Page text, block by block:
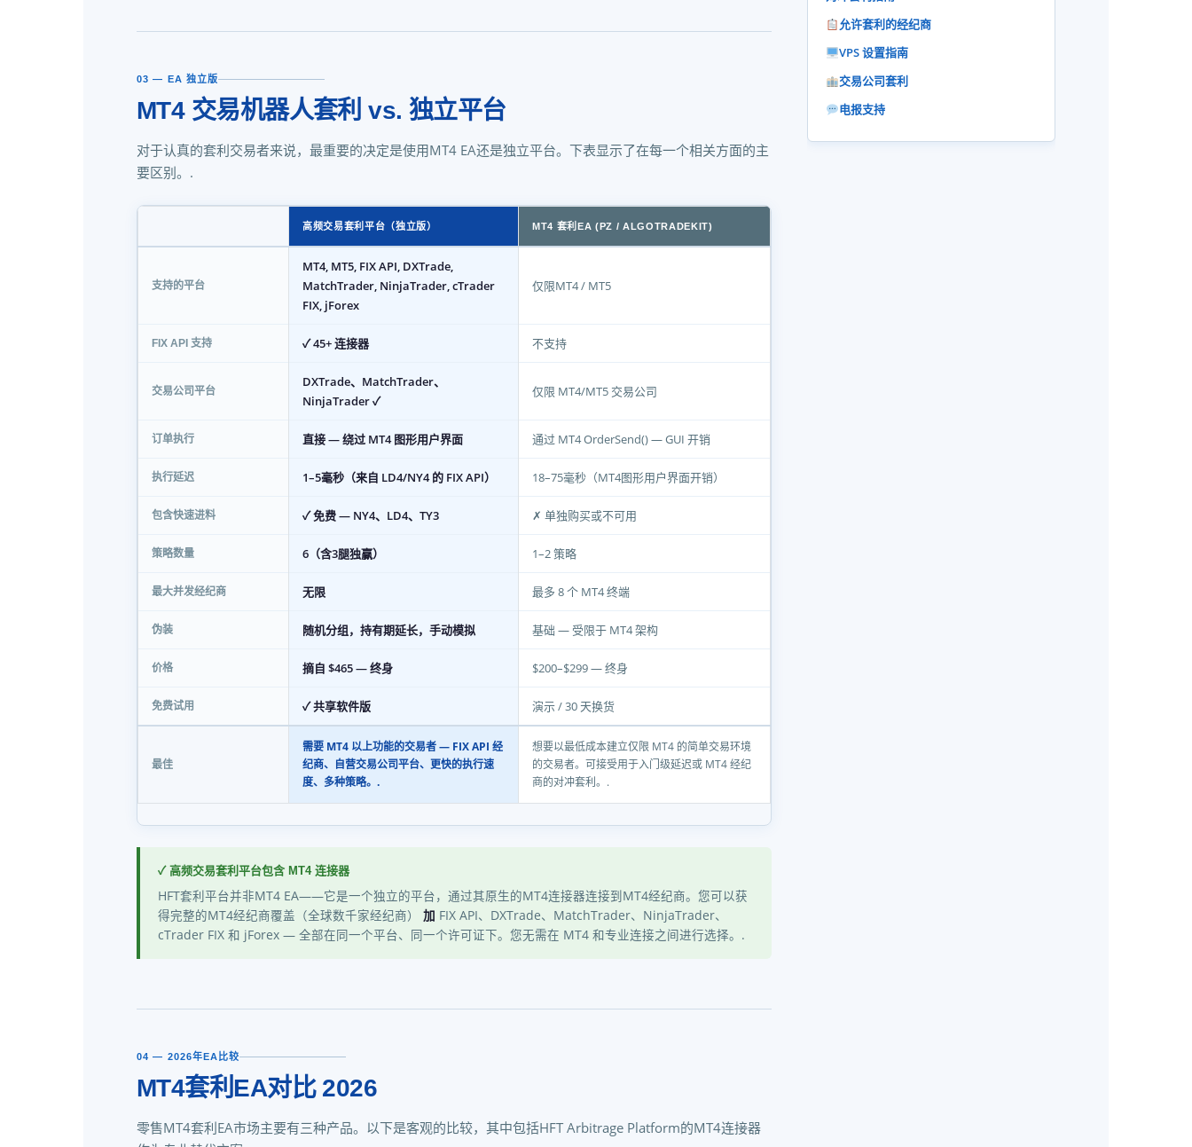
03 — EA 独立版
MT4 交易机器人套利 vs. 独立平台
对于认真的套利交易者来说，最重要的决定是使用MT4 EA还是独立平台。下表显示了在每一个相关方面的主
要区别。.
高频交易套利平台（独立版） MT4 套利EA (PZ / ALGOTRADEKIT)
支持的平台
MT4, MT5, FIX API, DXTrade,
MatchTrader, NinjaTrader, cTrader
FIX, jForex
仅限MT4 / MT5
FIX API 支持 ✓ 45+ 连接器 不支持
交易公司平台
DXTrade、MatchTrader、
NinjaTrader ✓
仅限 MT4/MT5 交易公司
订单执行 直接 — 绕过 MT4 图形用户界面 通过 MT4 OrderSend() — GUI 开销
执行延迟 1–5毫秒（来自 LD4/NY4 的 FIX API） 18–75毫秒（MT4图形用户界面开销）
包含快速进料 ✓ 免费 — NY4、LD4、TY3 ✗ 单独购买或不可用
策略数量 6（含3腿独赢） 1–2 策略
最大并发经纪商 无限 最多 8 个 MT4 终端
伪装 随机分组，持有期延长，手动模拟 基础 — 受限于 MT4 架构
价格 摘自 $465 — 终身 $200–$299 — 终身
免费试用 ✓ 共享软件版 演示 / 30 天换货
最佳
需要 MT4 以上功能的交易者 — FIX API 经
纪商、自营交易公司平台、更快的执行速
度、多种策略。.
想要以最低成本建立仅限 MT4 的简单交易环境
的交易者。可接受用于入门级延迟或 MT4 经纪
商的对冲套利。.
✓ 高频交易套利平台包含 MT4 连接器
HFT套利平台并非MT4 EA——它是一个独立的平台，通过其原生的MT4连接器连接到MT4经纪商。您可以获
得完整的MT4经纪商覆盖（全球数千家经纪商） 加 FIX API、DXTrade、MatchTrader、NinjaTrader、
cTrader FIX 和 jForex — 全部在同一个平台、同一个许可证下。您无需在 MT4 和专业连接之间进行选择。.
04 — 2026年EA比较
MT4套利EA对比 2026
零售MT4套利EA市场主要有三种产品。以下是客观的比较，其中包括HFT Arbitrage Platform的MT4连接器
允许套利的经纪商
VPS 设置指南
交易公司套利
电报支持